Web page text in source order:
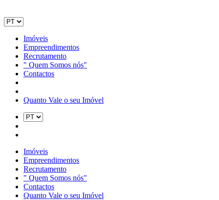
Imóveis
Empreendimentos
Recrutamento
" Quem Somos nós"
Contactos
Quanto Vale o seu Imóvel
Imóveis
Empreendimentos
Recrutamento
" Quem Somos nós"
Contactos
Quanto Vale o seu Imóvel